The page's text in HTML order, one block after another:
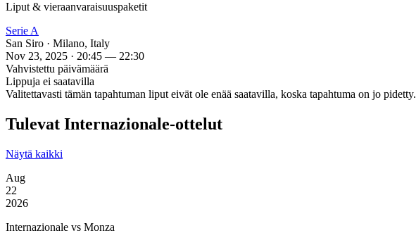
Liput & vieraanvaraisuuspaketit
Serie A
San Siro · Milano, Italy
Nov 23, 2025 · 20:45 — 22:30
Vahvistettu päivämäärä
Lippuja ei saatavilla
Valitettavasti tämän tapahtuman liput eivät ole enää saatavilla, koska tapahtuma on jo pidetty.
Tulevat Internazionale-ottelut
Näytä kaikki
Aug
22
2026
Internazionale vs Monza